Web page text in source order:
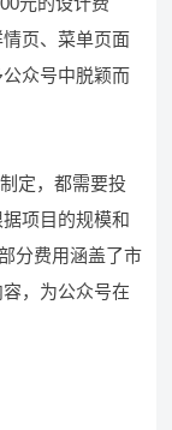
页、菜单页面
众号中脱颖而
定，都需要投
项目的规模和
分费用涵盖了市
，为公众号在